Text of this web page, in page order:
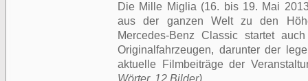
Die Mille Miglia (16. bis 19. Mai
aus der ganzen Welt zu den
Mercedes-Benz Classic startet
Originalfahrzeugen, darunter der
aktuelle Filmbeiträge der
Wörter, 12 Bilder)